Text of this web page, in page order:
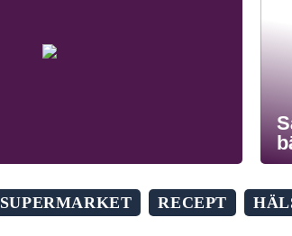
SUPERMARKET RECEPT